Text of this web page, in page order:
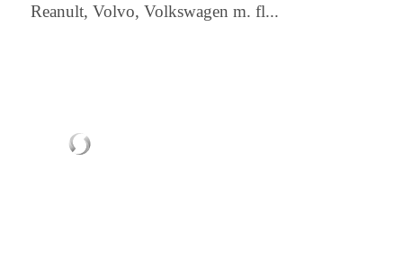
Reanult, Volvo, Volkswagen m. fl...